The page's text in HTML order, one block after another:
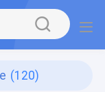
(120)